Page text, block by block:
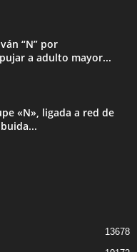
“N” por
a adulto mayor...
«N», ligada a red de
13678